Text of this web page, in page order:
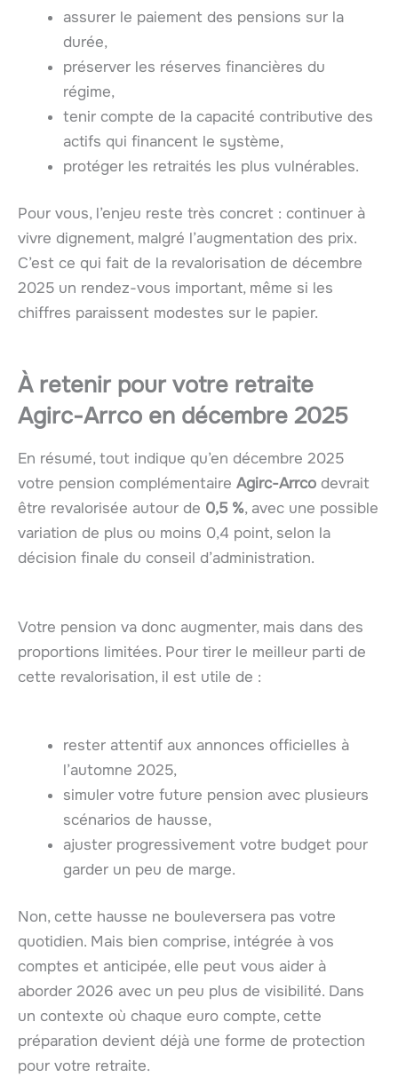
assurer le paiement des pensions sur la
durée,
préserver les réserves financières du
régime,
tenir compte de la capacité contributive des
actifs qui financent le système,
protéger les retraités les plus vulnérables.
Pour vous, l’enjeu reste très concret : continuer à
vivre dignement, malgré l’augmentation des prix.
C’est ce qui fait de la revalorisation de décembre
2025 un rendez-vous important, même si les
chiffres paraissent modestes sur le papier.
À retenir pour votre retraite
Agirc-Arrco en décembre 2025
En résumé, tout indique qu’en décembre 2025
votre pension complémentaire Agirc-Arrco devrait
être revalorisée autour de 0,5 %, avec une possible
variation de plus ou moins 0,4 point, selon la
décision finale du conseil d’administration.
Votre pension va donc augmenter, mais dans des
proportions limitées. Pour tirer le meilleur parti de
cette revalorisation, il est utile de :
rester attentif aux annonces officielles à
l’automne 2025,
simuler votre future pension avec plusieurs
scénarios de hausse,
ajuster progressivement votre budget pour
garder un peu de marge.
Non, cette hausse ne bouleversera pas votre
quotidien. Mais bien comprise, intégrée à vos
comptes et anticipée, elle peut vous aider à
aborder 2026 avec un peu plus de visibilité. Dans
un contexte où chaque euro compte, cette
préparation devient déjà une forme de protection
pour votre retraite.